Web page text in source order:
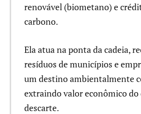
renovável (biometano) e
carbono.
Ela atua na ponta da cadeia,
resíduos de municípios e
um destino ambientalmente
extraindo valor econômico do
descarte.